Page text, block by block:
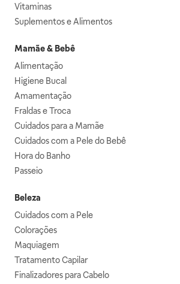
Vitaminas
Suplementos e Alimentos
Mamãe & Bebê
Alimentação
Higiene Bucal
Amamentação
Fraldas e Troca
Cuidados para a Mamãe
Cuidados com a Pele do Bebê
Hora do Banho
Passeio
Beleza
Cuidados com a Pele
Colorações
Maquiagem
Tratamento Capilar
Finalizadores para Cabelo